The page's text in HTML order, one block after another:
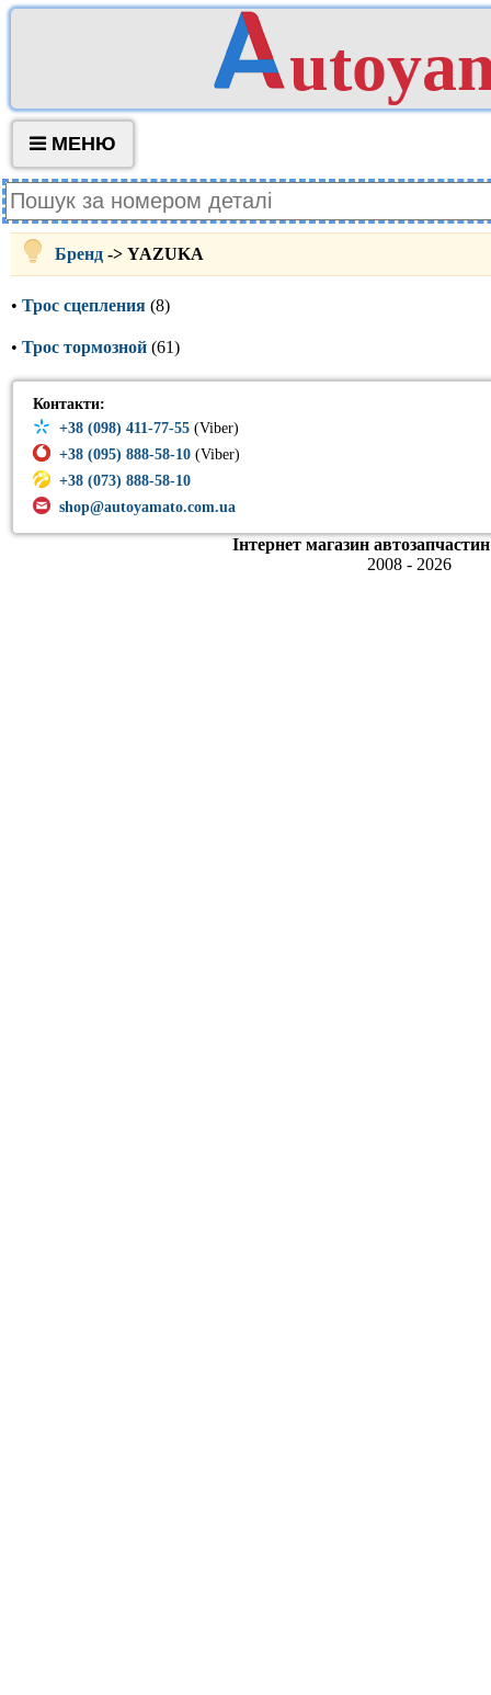
МЕНЮ
Бренд -> YAZUKA
• Трос сцепления (8)
• Трос тормозной (61)
Контакти:
+38 (098) 411-77-55 (Viber)
+38 (095) 888-58-10 (Viber)
+38 (073) 888-58-10
shop@autoyamato.com.ua
Інтернет магазин
2008 - 2026